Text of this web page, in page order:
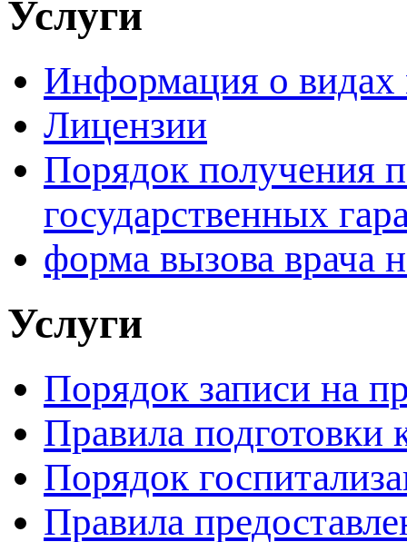
Услуги
Информация о
Лицензии
Порядок получения
государственных
форма вызова врача
Услуги
Порядок записи на
Правила подготовки
Порядок
Правила